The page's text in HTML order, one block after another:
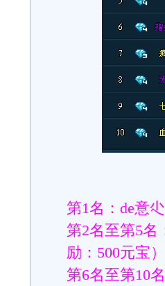
第1名：de意
第2名至第5名
励：500元宝）
第6名至第10